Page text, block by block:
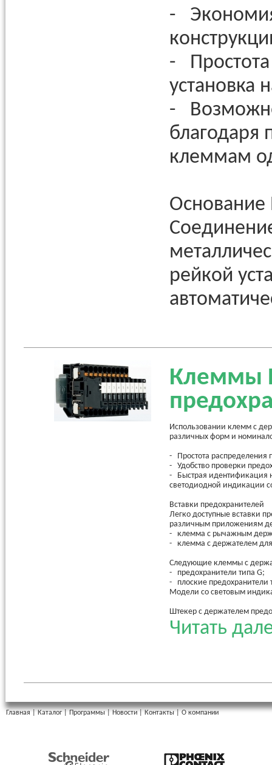
-
- Простота
установка
-
клеммам
Основание
рейкой
Клеммы
Использовании клемм с
различных форм и
- Простота распределения
- Удобство проверки
- Быстрая идентификация
светодиодной индикации
Вставки предохранителей
Легко доступные вставки
различным приложениям
- клемма с рычажным
- клемма с держателем
Следующие клеммы с
- предохранители типа G;
- плоские предохранители
Модели со световым
Штекер с держателем
Штекеры с держателем
базовыми клеммными
Читать
Главная | Каталог | Программы | Новости | Контакты | О компании